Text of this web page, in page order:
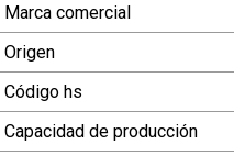
Marca comercial
Origen
Código hs
Capacidad de producción